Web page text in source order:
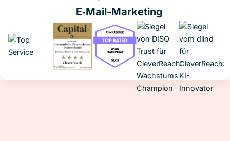
E‑Mail-Marketing